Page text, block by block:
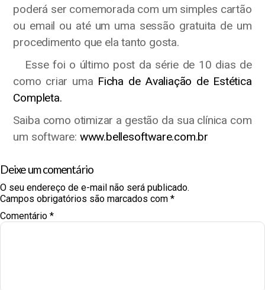
poderá ser comemorada com um simples cartão
ou email ou até um uma sessão gratuita de um
procedimento que ela tanto gosta.
Esse foi o último post da série de 10 dias de
como criar uma Ficha de Avaliação de Estética
Completa.
Saiba como otimizar a gestão da sua clínica com
um software: www.bellesoftware.com.br
Deixe um comentário
O seu endereço de e-mail não será publicado.
Campos obrigatórios são marcados com *
Comentário *